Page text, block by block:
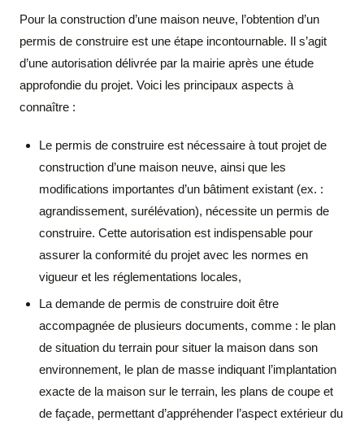
Pour la construction d’une maison neuve, l’obtention d’un
permis de construire est une étape incontournable. Il s’agit
d’une autorisation délivrée par la mairie après une étude
approfondie du projet. Voici les principaux aspects à
connaître :
Le permis de construire est nécessaire à tout projet de
construction d’une maison neuve, ainsi que les
modifications importantes d’un bâtiment existant (ex. :
agrandissement, surélévation), nécessite un permis de
construire. Cette autorisation est indispensable pour
assurer la conformité du projet avec les normes en
vigueur et les réglementations locales,
La demande de permis de construire doit être
accompagnée de plusieurs documents, comme : le plan
de situation du terrain pour situer la maison dans son
environnement, le plan de masse indiquant l’implantation
exacte de la maison sur le terrain, les plans de coupe et
de façade, permettant d’appréhender l’aspect extérieur du